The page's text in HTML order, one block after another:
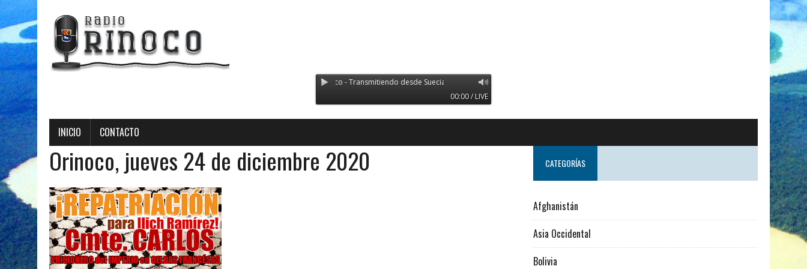
Radio Orinoco - Transmitiendo desde Suecia
00:00 / LIVE
INICIO CONTACTO
Orinoco, jueves 24 de diciembre 2020 CATEGORÍAS
Afghanistán
Asia Occidental
Bolivia